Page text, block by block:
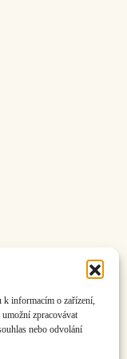
k informacím o zařízení,
zpracovávat
nebo odvolání